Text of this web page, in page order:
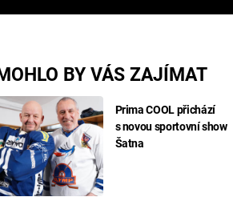
BY VÁS ZAJÍMAT
Prima COOL přichází
s novou sportovní show
Šatna